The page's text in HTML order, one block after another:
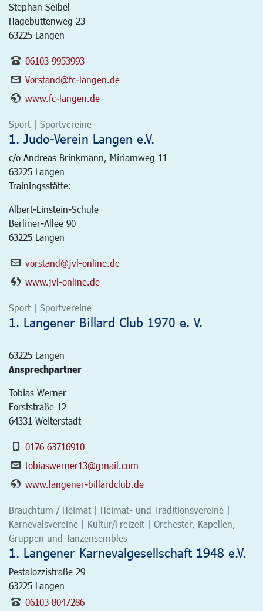
Stephan Seibel
Hagebuttenweg 23
63225 Langen
06103 9953993
Vorstand@fc-langen.de
www.fc-langen.de
Sport | Sportvereine
1. Judo-Verein Langen e.V.
c/o Andreas Brinkmann, Miriamweg 11
63225 Langen
Trainingsstätte:
Albert-Einstein-Schule
Berliner-Allee 90
63225 Langen
vorstand@jvl-online.de
www.jvl-online.de
Sport | Sportvereine
1. Langener Billard Club 1970 e. V.
63225 Langen
Ansprechpartner
Tobias Werner
Forststraße 12
64331 Weiterstadt
0176 63716910
tobiaswerner13@gmail.com
www.langener-billardclub.de
Brauchtum / Heimat | Heimat- und Traditionsvereine |
Karnevalsvereine | Kultur/Freizeit | Orchester, Kapellen,
Gruppen und Tanzensembles
1. Langener Karnevalgesellschaft 1948 e.V.
Pestalozzistraße 29
63225 Langen
06103 8047286